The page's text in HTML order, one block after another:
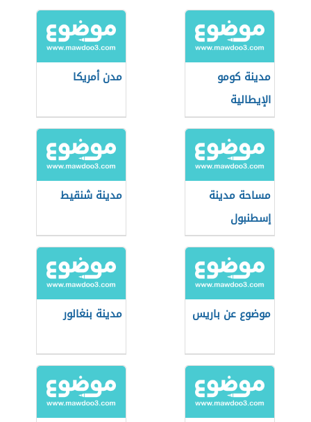
مدينة كومو
الإيطالية
مدن أمريكا
مساحة مدينة
إسطنبول
مدينة شنقيط
موضوع عن باريس مدينة بنغالور